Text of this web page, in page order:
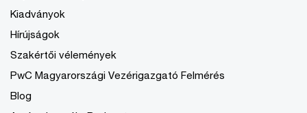
Kiadványok
Hírújságok
Szakértői vélemények
PwC Magyarországi Vezérigazgató Felmérés
Blog